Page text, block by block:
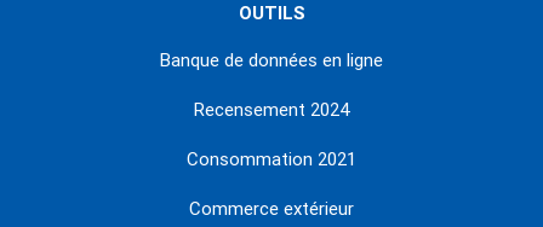
OUTILS
Banque de données en ligne
Recensement 2024
Consommation 2021
Commerce extérieur